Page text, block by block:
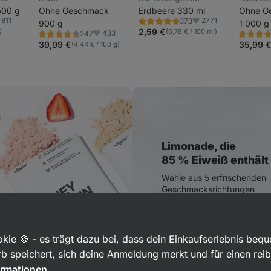
mit
g
811
Verdauungsenzymen –
aus 3 Proteinquellen für
verlängerte
Proteinfreisetzung,
Ohne Geschmack
900 g
247
Bewertung
4.4/5,
247
Favoriten
433
39,99 €(4,44 € / 100 g)
Geschmack, 33 g
Eiweiß pro Portion, mit
niedrigem
Erdbeere 330 ml
373
Bewertung
4.6/5,
373
Favoriten
2771
2,59 €(0,78 € / 100 ml)
dicke
und
Ohne
1 000 g
4.4/5,
104
35,99 €
Limonade, die
85 % Eiweiß enthält
Wähle aus 5 erfrischenden
Geschmacksrichtungen
🍪 - es trägt dazu bei, dass dein Einkaufserlebnis
speichert, sich deine Anmeldung merkt und für einen